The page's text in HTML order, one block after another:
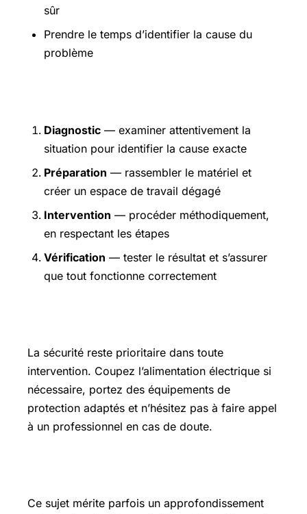
sûr
Prendre le temps d’identifier la cause du
problème
Diagnostic — examiner attentivement la
situation pour identifier la cause exacte
Préparation — rassembler le matériel et
créer un espace de travail dégagé
Intervention — procéder méthodiquement,
en respectant les étapes
Vérification — tester le résultat et s’assurer
que tout fonctionne correctement
La sécurité reste prioritaire dans toute
intervention. Coupez l’alimentation électrique si
nécessaire, portez des équipements de
protection adaptés et n’hésitez pas à faire appel
à un professionnel en cas de doute.
Ce sujet mérite parfois un approfondissement